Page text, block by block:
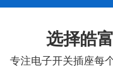
选择皓
专注电子开关插座每